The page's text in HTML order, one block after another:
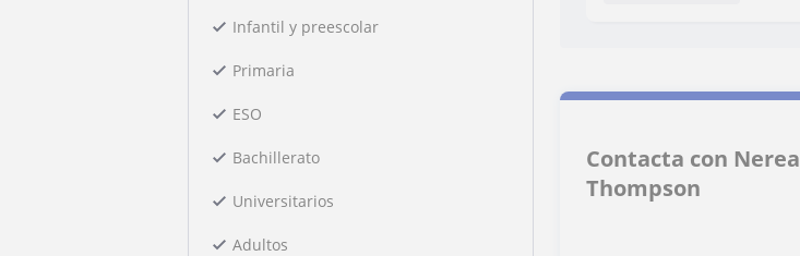
Infantil y preescolar
Primaria
ESO
Bachillerato
Universitarios
Adultos
Contacta con Nerea
Thompson